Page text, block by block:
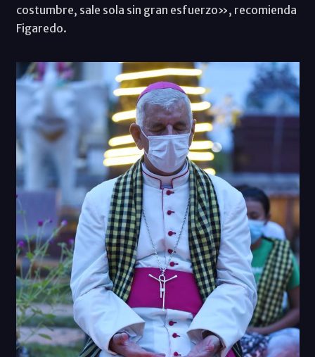
costumbre, sale sola sin gran esfuerzo», recomienda
Figaredo.